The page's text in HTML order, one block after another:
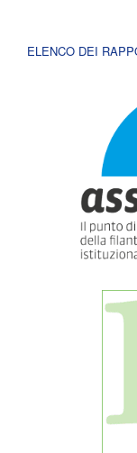
ELENCO DEI